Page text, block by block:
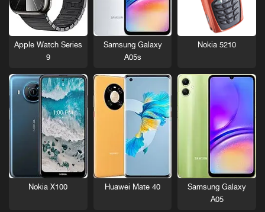
Nokia 5210
Samsung Galaxy
A05s
Apple Watch Series
9
Samsung Galaxy
A05
Huawei Mate 40
Nokia X100